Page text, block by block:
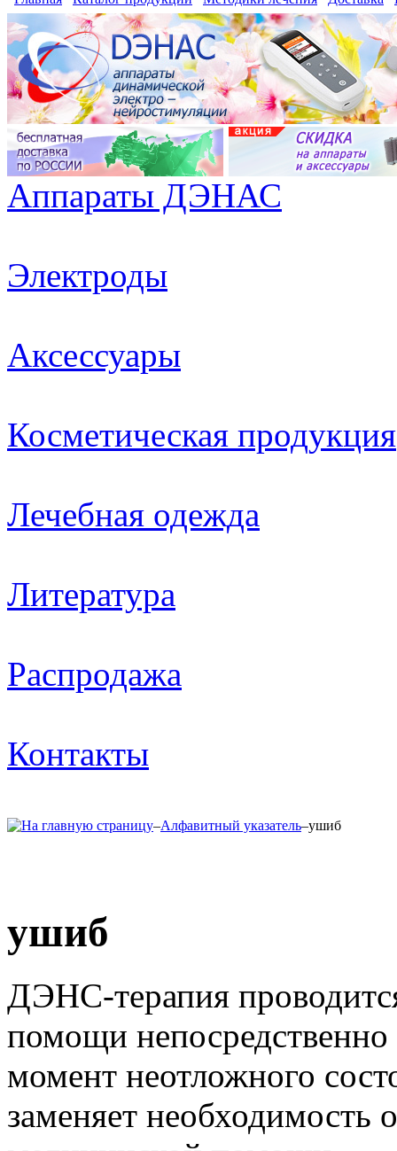
Аппараты ДЭНАС
Электроды
Аксессуары
Косметическая продукция
Лечебная одежда
Литература
Распродажа
Контакты
–Алфавитный указатель–ушиб
ушиб
ДЭНС-терапия
помощи
момент неотложного
заменяет необходимость